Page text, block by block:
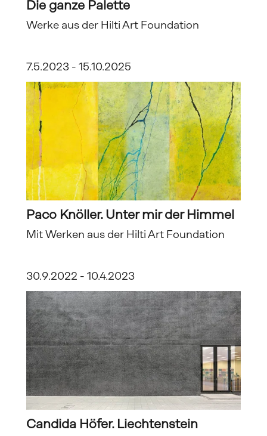
Die ganze Palette
Werke aus der Hilti Art Foundation
7.5.2023 - 15.10.2025
Paco Knöller. Unter mir der Himmel
Mit Werken aus der Hilti Art Foundation
30.9.2022 - 10.4.2023
Candida Höfer. Liechtenstein